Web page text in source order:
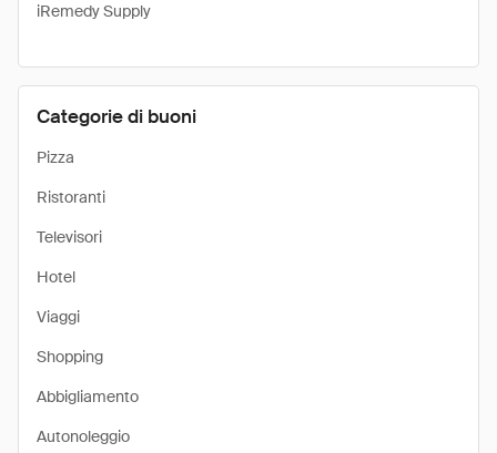
iRemedy Supply
Categorie di buoni
Pizza
Ristoranti
Televisori
Hotel
Viaggi
Shopping
Abbigliamento
Autonoleggio